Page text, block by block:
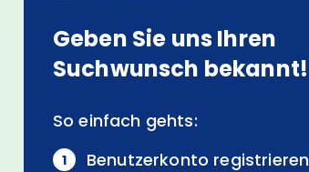
Geben Sie uns Ihren
Suchwunsch bekannt!
So einfach gehts:
Benutzerkonto registrieren